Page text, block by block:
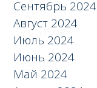
Сентябрь 2024
Август 2024
Июль 2024
Июнь 2024
Май 2024